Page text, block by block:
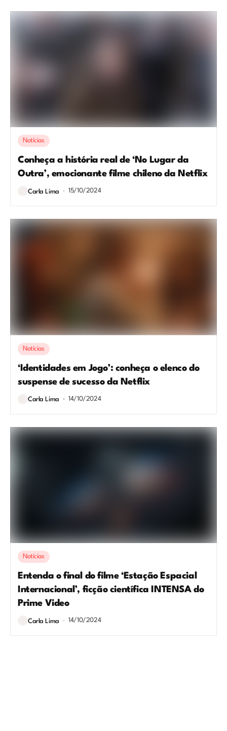
Notícias
Conheça a história real de ‘No Lugar da
Outra’, emocionante filme chileno da Netflix
Carla Lima 15/10/2024
Notícias
‘Identidades em Jogo’: conheça o elenco do
suspense de sucesso da Netflix
Carla Lima 14/10/2024
Notícias
Entenda o final do filme ‘Estação Espacial
Internacional’, ficção científica INTENSA do
Prime Video
Carla Lima 14/10/2024